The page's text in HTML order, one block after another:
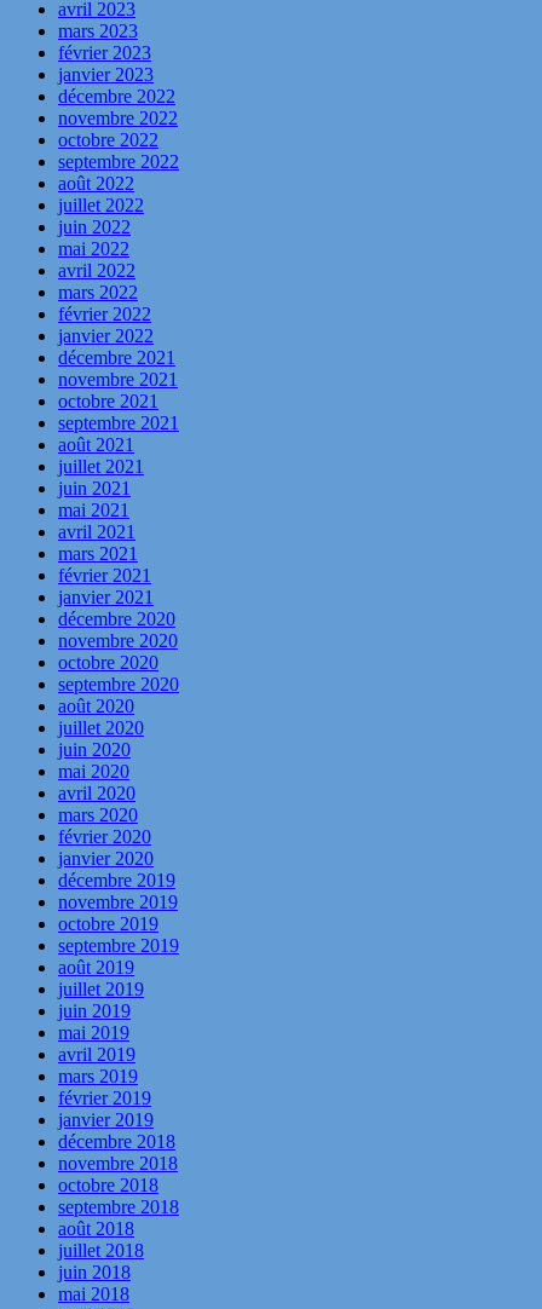
avril 2023
mars 2023
février 2023
janvier 2023
décembre 2022
novembre 2022
octobre 2022
septembre 2022
août 2022
juillet 2022
juin 2022
mai 2022
avril 2022
mars 2022
février 2022
janvier 2022
décembre 2021
novembre 2021
octobre 2021
septembre 2021
août 2021
juillet 2021
juin 2021
mai 2021
avril 2021
mars 2021
février 2021
janvier 2021
décembre 2020
novembre 2020
octobre 2020
septembre 2020
août 2020
juillet 2020
juin 2020
mai 2020
avril 2020
mars 2020
février 2020
janvier 2020
décembre 2019
novembre 2019
octobre 2019
septembre 2019
août 2019
juillet 2019
juin 2019
mai 2019
avril 2019
mars 2019
février 2019
janvier 2019
décembre 2018
novembre 2018
octobre 2018
septembre 2018
août 2018
juillet 2018
juin 2018
mai 2018